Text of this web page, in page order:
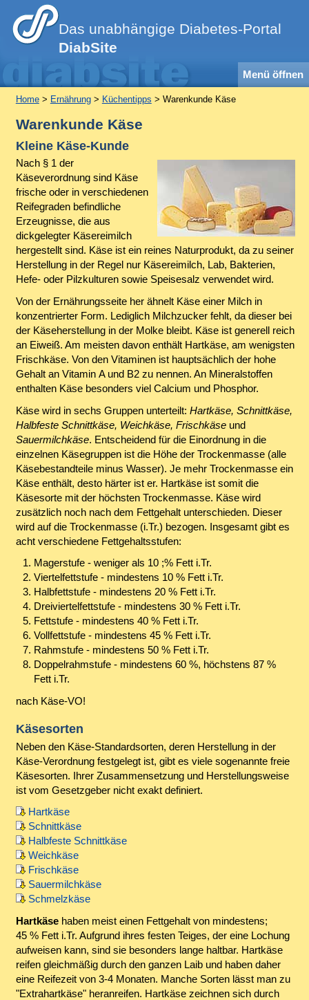
Das unabhängige Diabetes-Portal
DiabSite
Menü öffnen
Home> Ernährung> Küchentipps > Warenkunde Käse
Warenkunde Käse
Kleine Käse-Kunde
Nach § 1 der
Käseverordnung sind Käse
frische oder in verschiedenen
Reifegraden befindliche
Erzeugnisse, die aus
dickgelegter Käsereimilch
hergestellt sind. Käse ist ein reines Naturprodukt, da zu seiner
Herstellung in der Regel nur Käsereimilch, Lab, Bakterien,
Hefe- oder Pilzkulturen sowie Speisesalz verwendet wird.
Von der Ernährungsseite her ähnelt Käse einer Milch in
konzentrierter Form. Lediglich Milchzucker fehlt, da dieser bei
der Käseherstellung in der Molke bleibt. Käse ist generell reich
an Eiweiß. Am meisten davon enthält Hartkäse, am wenigsten
Frischkäse. Von den Vitaminen ist hauptsächlich der hohe
Gehalt an Vitamin A und B2 zu nennen. An Mineralstoffen
enthalten Käse besonders viel Calcium und Phosphor.
Käse wird in sechs Gruppen unterteilt: Hartkäse, Schnittkäse,
Halbfeste Schnittkäse, Weichkäse, Frischkäseund
Sauermilchkäse. Entscheidend für die Einordnung in die
einzelnen Käsegruppen ist die Höhe der Trockenmasse (alle
Käsebestandteile minus Wasser). Je mehr Trockenmasse ein
Käse enthält, desto härter ist er. Hartkäse ist somit die
Käsesorte mit der höchsten Trockenmasse. Käse wird
zusätzlich noch nach dem Fettgehalt unterschieden. Dieser
wird auf die Trockenmasse (i.Tr.) bezogen. Insgesamt gibt es
acht verschiedene Fettgehaltsstufen:
Magerstufe - weniger als 10 ;% Fett i.Tr.
Viertelfettstufe - mindestens 10 % Fett i.Tr.
Halbfettstufe - mindestens 20 % Fett i.Tr.
Dreiviertelfettstufe - mindestens 30 % Fett i.Tr.
Fettstufe - mindestens 40 % Fett i.Tr.
Vollfettstufe - mindestens 45 % Fett i.Tr.
Rahmstufe - mindestens 50 % Fett i.Tr.
Doppelrahmstufe - mindestens 60 %, höchstens 87 %
Fett i.Tr.
nach Käse-VO!
Käsesorten
Neben den Käse-Standardsorten, deren Herstellung in der
Käse-Verordnung festgelegt ist, gibt es viele sogenannte freie
Käsesorten. Ihrer Zusammensetzung und Herstellungsweise
ist vom Gesetzgeber nicht exakt definiert.
Hartkäse
Schnittkäse
Halbfeste Schnittkäse
Weichkäse
Frischkäse
Sauermilchkäse
Schmelzkäse
Hartkäsehaben meist einen Fettgehalt von mindestens;
45 % Fett i.Tr. Aufgrund ihres festen Teiges, der eine Lochung
aufweisen kann, sind sie besonders lange haltbar. Hartkäse
reifen gleichmäßig durch den ganzen Laib und haben daher
eine Reifezeit von 3-4 Monaten. Manche Sorten lässt man zu
"Extrahartkäse" heranreifen. Hartkäse zeichnen sich durch